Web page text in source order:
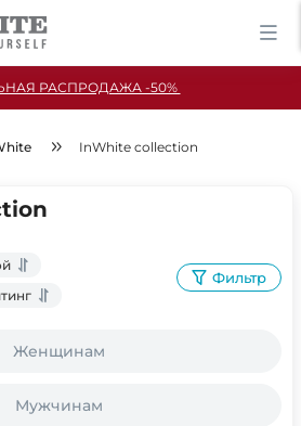
РАСПРОДАЖА -50%
InWhite collection
Фильтр
Женщинам
Мужчинам